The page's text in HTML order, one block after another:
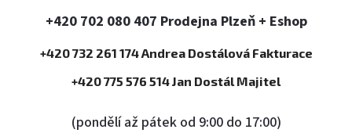
+420 702 080 407 Prodejna Plzeň + Eshop
+420 732 261 174 Andrea Dostálová Fakturace
+420 775 576 514 Jan Dostál Majitel
(pondělí až pátek od 9:00 do 17:00)